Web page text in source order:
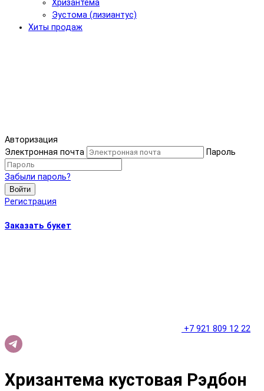
Хризантема
Эустома (лизиантус)
Хиты продаж
Авторизация
Электронная почта
Пароль
Забыли пароль?
Войти
Регистрация
Заказать букет
+7 921 809 12 22
Хризантема кустовая Рэдбон